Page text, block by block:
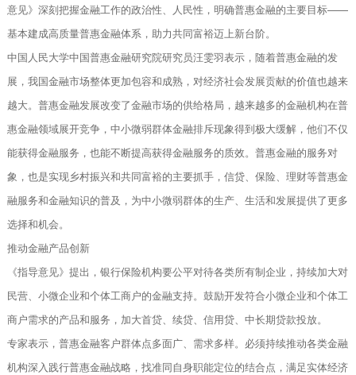
意见》深刻把握金融工作的政治性、人民性，明确普惠金融的主要目标——
基本建成高质量普惠金融体系，助力共同富裕迈上新台阶。
中国人民大学中国普惠金融研究院研究员汪雯羽表示，随着普惠金融的发
展，我国金融市场整体更加包容和成熟，对经济社会发展贡献的价值也越来
越大。普惠金融发展改变了金融市场的供给格局，越来越多的金融机构在普
惠金融领域展开竞争，中小微弱群体金融排斥现象得到极大缓解，他们不仅
能获得金融服务，也能不断提高获得金融服务的质效。普惠金融的服务对
象，也是实现乡村振兴和共同富裕的主要抓手，信贷、保险、理财等普惠金
融服务和金融知识的普及，为中小微弱群体的生产、生活和发展提供了更多
选择和机会。
推动金融产品创新
《指导意见》提出，银行保险机构要公平对待各类所有制企业，持续加大对
民营、小微企业和个体工商户的金融支持。鼓励开发符合小微企业和个体工
商户需求的产品和服务，加大首贷、续贷、信用贷、中长期贷款投放。
专家表示，普惠金融客户群体点多面广、需求多样。必须持续推动各类金融
机构深入践行普惠金融战略，找准同自身职能定位的结合点，满足实体经济